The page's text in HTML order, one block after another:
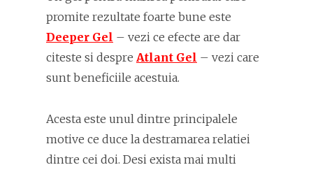
promite rezultate foarte bune este
Deeper Gel – vezi ce efecte are dar
citeste si despre Atlant Gel – vezi care
sunt beneficiile acestuia.
Acesta este unul dintre principalele
motive ce duce la destramarea relatiei
dintre cei doi. Desi exista mai multi